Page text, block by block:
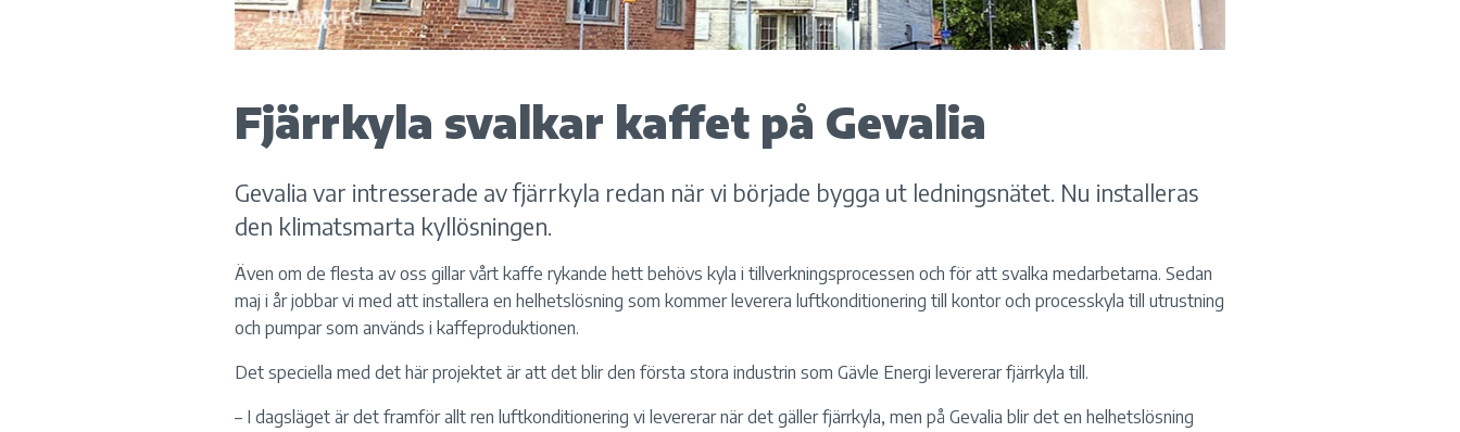
Fjärrkyla svalkar kaffet på Gevalia
Gevalia var intresserade av fjärrkyla redan när vi började bygga ut ledningsnätet. Nu installeras
den klimatsmarta kyllösningen.
Även om de flesta av oss gillar vårt kaffe rykande hett behövs kyla i tillverkningsprocessen och för att svalka medarbetarna. Sedan
maj i år jobbar vi med att installera en helhetslösning som kommer leverera luftkonditionering till kontor och processkyla till utrustning
och pumpar som används i kaffeproduktionen.
Det speciella med det här projektet är att det blir den första stora industrin som Gävle Energi levererar fjärrkyla till.
– I dagsläget är det framför allt ren luftkonditionering vi levererar när det gäller fjärrkyla, men på Gevalia blir det en helhetslösning